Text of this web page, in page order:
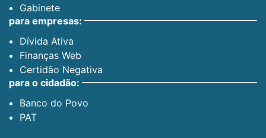
Gabinete
para empresas:
Dívida Ativa
Finanças Web
Certidão Negativa
para o cidadão:
Banco do Povo
PAT